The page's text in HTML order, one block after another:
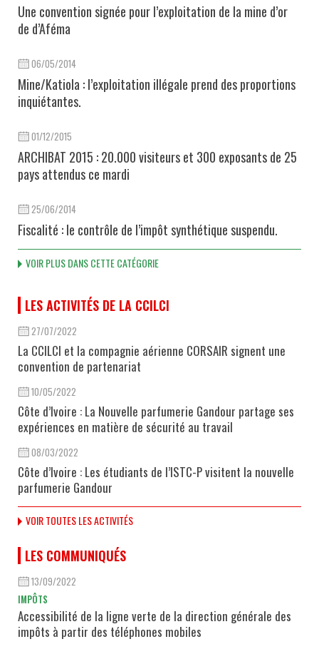
Une convention signée pour l’exploitation de la mine d’or
de d’Aféma
06/05/2014
Mine/Katiola : l’exploitation illégale prend des proportions
inquiétantes.
01/12/2015
ARCHIBAT 2015 : 20.000 visiteurs et 300 exposants de 25
pays attendus ce mardi
25/06/2014
Fiscalité : le contrôle de l’impôt synthétique suspendu.
VOIR PLUS DANS CETTE CATÉGORIE
LES ACTIVITÉS DE LA CCILCI
27/07/2022
La CCILCI et la compagnie aérienne CORSAIR signent une
convention de partenariat
10/05/2022
Côte d’Ivoire : La Nouvelle parfumerie Gandour partage ses
expériences en matière de sécurité au travail
08/03/2022
Côte d’Ivoire : Les étudiants de l’ISTC-P visitent la nouvelle
parfumerie Gandour
VOIR TOUTES LES ACTIVITÉS
LES COMMUNIQUÉS
13/09/2022
IMPÔTS
Accessibilité de la ligne verte de la direction générale des
impôts à partir des téléphones mobiles